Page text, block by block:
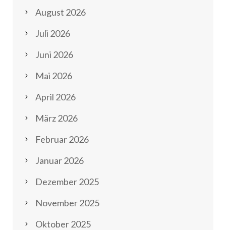
August 2026
Juli 2026
Juni 2026
Mai 2026
April 2026
März 2026
Februar 2026
Januar 2026
Dezember 2025
November 2025
Oktober 2025